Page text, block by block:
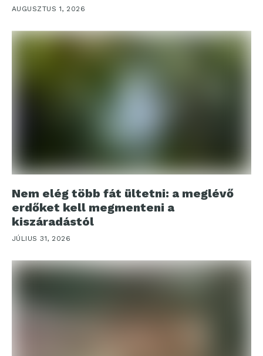
AUGUSZTUS 1, 2026
Nem elég több fát ültetni: a meglévő
erdőket kell megmenteni a
kiszáradástól
JÚLIUS 31, 2026